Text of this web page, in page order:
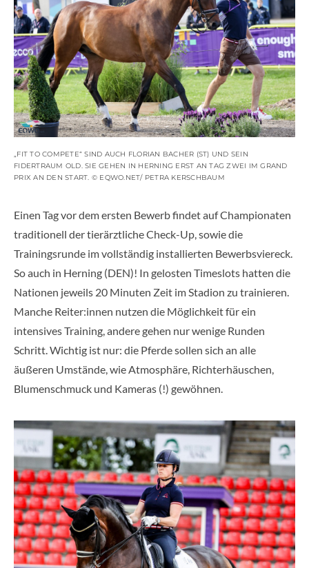
„FIT TO COMPETE“ SIND AUCH FLORIAN BACHER (ST) UND SEIN
FIDERTRAUM OLD. SIE GEHEN IN HERNING ERST AN TAG ZWEI IM GRAND
PRIX AN DEN START. © EQWO.NET/ PETRA KERSCHBAUM
Einen Tag vor dem ersten Bewerb findet auf Championaten
traditionell der tierärztliche Check-Up, sowie die
Trainingsrunde im vollständig installierten Bewerbsviereck.
So auch in Herning (DEN)! In gelosten Timeslots hatten die
Nationen jeweils 20 Minuten Zeit im Stadion zu trainieren.
Manche Reiter:innen nutzen die Möglichkeit für ein
intensives Training, andere gehen nur wenige Runden
Schritt. Wichtig ist nur: die Pferde sollen sich an alle
äußeren Umstände, wie Atmosphäre, Richterhäuschen,
Blumenschmuck und Kameras (!) gewöhnen.